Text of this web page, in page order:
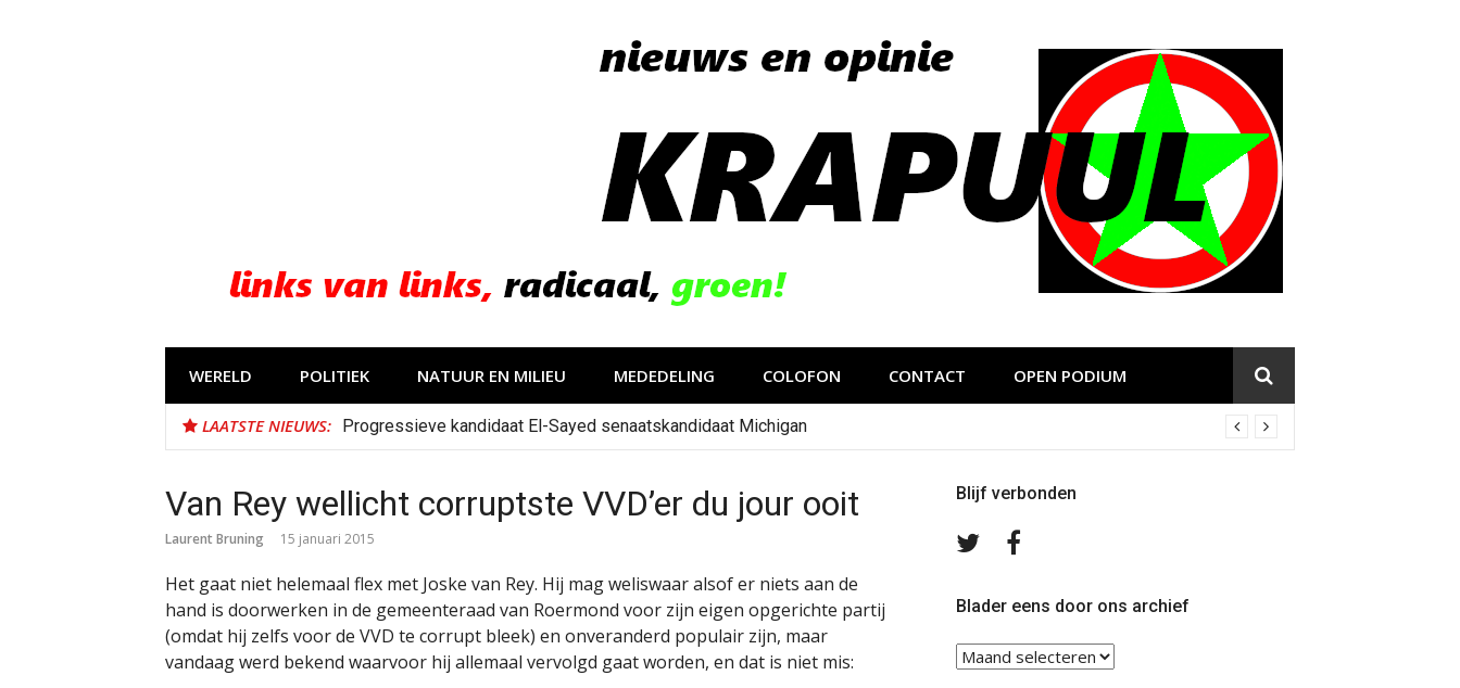
WERELD POLITIEK NATUUR EN MILIEU MEDEDELING COLOFON CONTACT OPEN PODIUM
LAATSTE NIEUWS: Progressieve kandidaat El-Sayed senaatskandidaat Michigan
Van Rey wellicht corruptste VVD’er du jour ooit
Laurent Bruning 15 januari 2015
Het gaat niet helemaal flex met Joske van Rey. Hij mag weliswaar alsof er niets aan de
hand is doorwerken in de gemeenteraad van Roermond voor zijn eigen opgerichte partij
(omdat hij zelfs voor de VVD te corrupt bleek) en onveranderd populair zijn, maar
vandaag werd bekend waarvoor hij allemaal vervolgd gaat worden, en dat is niet mis:
Blijf verbonden
Volg
TwitterFacebook
Blader eens door ons archief
Blader
eens